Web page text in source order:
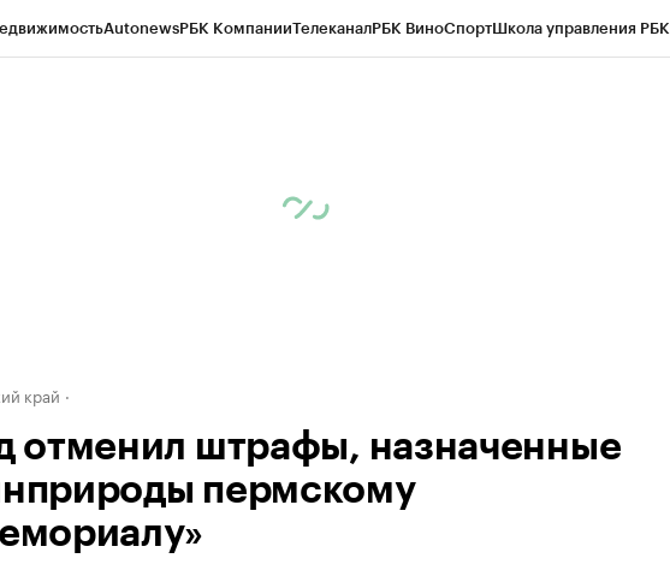
AutonewsРБК КомпанииТелеканалРБК ВиноСпортШкола управления РБК
край
отменил штрафы, назначенные
пермскому